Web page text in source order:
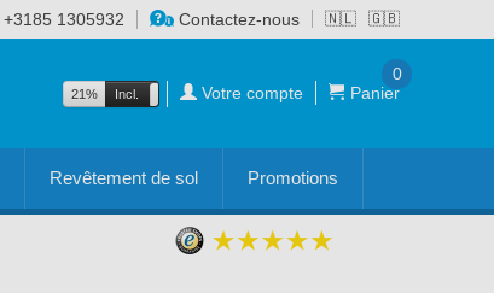
🇳🇱 🇬🇧
+3185 1305932 Contactez-nous
21% Incl. Excl. Votre compte Panier
0
Revêtement de sol Promotions